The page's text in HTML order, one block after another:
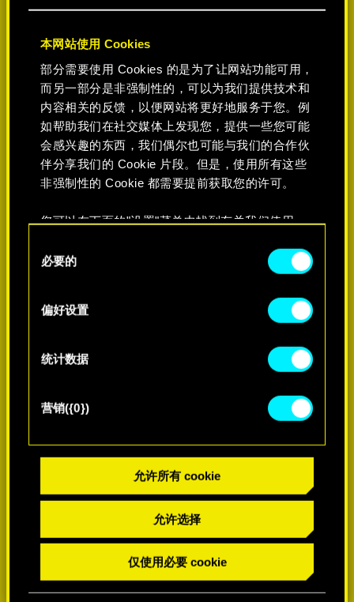
本网站使用 Cookies
部分需要使用 Cookies 的是为了让网站功能可用，
而另一部分是非强制性的，可以为我们提供技术和
内容相关的反馈，以便网站将更好地服务于您。例
如帮助我们在社交媒体上发现您，提供一些您可能
会感兴趣的东西，我们偶尔也可能与我们的合作伙
伴分享我们的 Cookie 片段。但是，使用所有这些
非强制性的 Cookie 都需要提前获取您的许可。
您可以在下面的"设置"菜单中找到有关我们使用
好。一旦您了解了其中的内容并准备好继续，请点
必要的
偏好设置
统计数据
营销({0})
允许所有 cookie
允许选择
仅使用必要 cookie